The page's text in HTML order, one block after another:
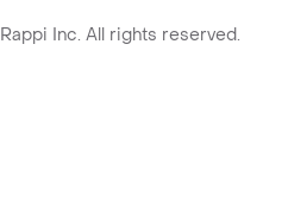
Rappi Inc. All rights reserved.